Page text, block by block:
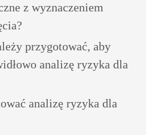
z wyznaczeniem
przygotować, aby
analizę ryzyka dla
analizę ryzyka dla